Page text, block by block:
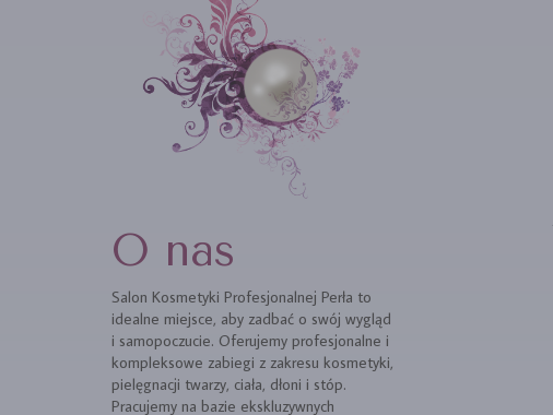
O nas
Salon Kosmetyki Profesjonalnej Perła to
idealne miejsce, aby zadbać o swój wygląd
i samopoczucie. Oferujemy profesjonalne i
kompleksowe zabiegi z zakresu kosmetyki,
pielęgnacji twarzy, ciała, dłoni i stóp.
Pracujemy na bazie ekskluzywnych